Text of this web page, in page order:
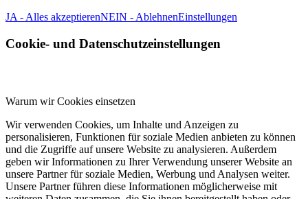
JA - Alles akzeptierenNEIN - AblehnenEinstellungen
Cookie- und Datenschutzeinstellungen
Warum wir Cookies einsetzen
Wir verwenden Cookies, um Inhalte und Anzeigen zu
personalisieren, Funktionen für soziale Medien anbieten zu können
und die Zugriffe auf unsere Website zu analysieren. Außerdem
geben wir Informationen zu Ihrer Verwendung unserer Website an
unsere Partner für soziale Medien, Werbung und Analysen weiter.
Unsere Partner führen diese Informationen möglicherweise mit